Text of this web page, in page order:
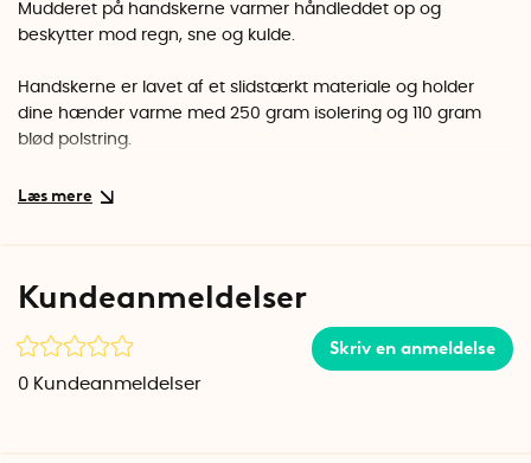
Mudderet på handskerne varmer håndleddet op og
beskytter mod regn, sne og kulde.
Handskerne er lavet af et slidstærkt materiale og holder
dine hænder varme med 250 gram isolering og 110 gram
blød polstring.
Handskerne fås i to størrelser, og den reflekterende overside
Du kan vælge mellem Small/Medium (S/M) og
S/M
Kundeanmeldelser
Skriv en anmeldelse
0 Kundeanmeldelser